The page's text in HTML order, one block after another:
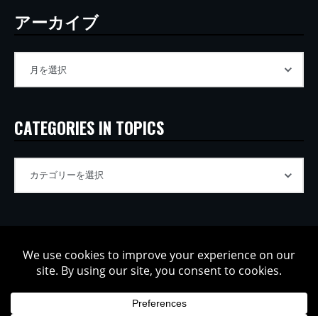
アーカイブ
CATEGORIES IN TOPICS
Copyright © 2002-2026 Tatsuya Oe / Model Electronic. All rights
reserved.